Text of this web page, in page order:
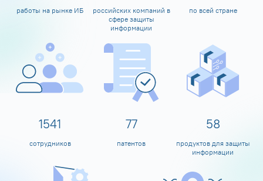
работы на рынке ИБ
российских компаний в
сфере защиты
информации
по всей стране
1600
сотрудников
80
патентов
60
продуктов для защиты
информации